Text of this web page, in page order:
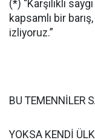
(*) “Karşılıklı
kapsamlı bir
izliyoruz.”
BU TEMENNİLER
YOKSA KENDİ